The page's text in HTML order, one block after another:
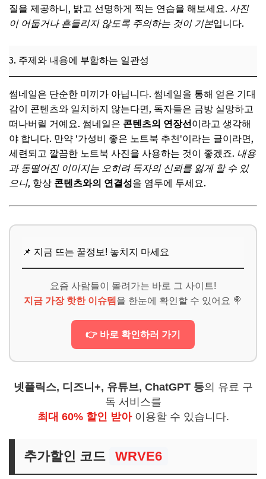
질을 제공하니, 밝고 선명하게 찍는 연습을 해보세요. 사진
이 어둡거나 흔들리지 않도록 주의하는 것이 기본입니다.
3. 주제와 내용에 부합하는 일관성
썸네일은 단순한 미끼가 아닙니다. 썸네일을 통해 얻은 기대
감이 콘텐츠와 일치하지 않는다면, 독자들은 금방 실망하고
떠나버릴 거예요. 썸네일은 콘텐츠의 연장선이라고 생각해
야 합니다. 만약 '가성비 좋은 노트북 추천'이라는 글이라면,
세련되고 깔끔한 노트북 사진을 사용하는 것이 좋겠죠. 내용
과 동떨어진 이미지는 오히려 독자의 신뢰를 잃게 할 수 있
으니, 항상 콘텐츠와의 연결성을 염두에 두세요.
📌 지금 뜨는 꿀정보! 놓치지 마세요
요즘 사람들이 몰려가는 바로 그 사이트!
지금 가장 핫한 이슈템 을 한눈에 확인할 수 있어요 🍭
👉 바로 확인하러 가기
넷플릭스, 디즈니+, 유튜브, ChatGPT 등의 유료 구
독 서비스를
최대 60% 할인 받아이용할 수 있습니다.
추가할인 코드 WRVE6